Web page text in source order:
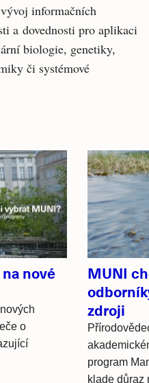
informačních
a dovednosti pro aplikaci
biologie, genetiky,
či systémové
nové
o
MUNI
zdroji
program
klade důraz